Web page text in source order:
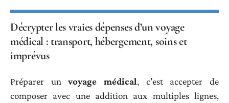
Décrypter les vraies dépenses d’un voyage
médical : transport, hébergement, soins et
imprévus
Préparer unvoyage médical, c’est accepter de
composer avec une addition aux multiples lignes,